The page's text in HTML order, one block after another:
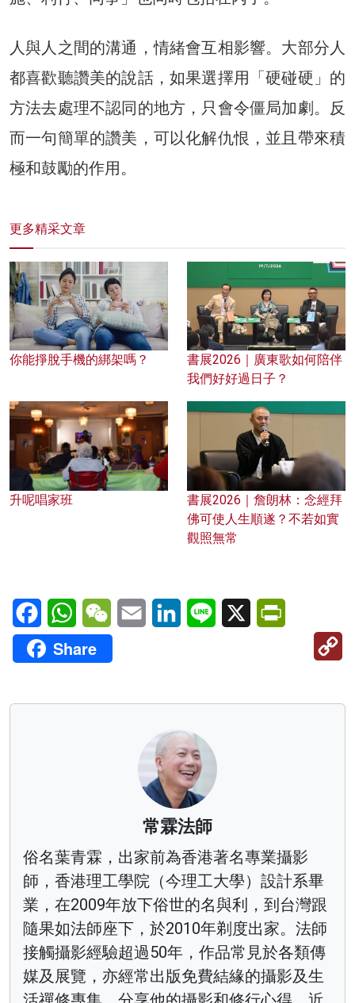
人與人之間的溝通，情緒會互相影響。大部分人
都喜歡聽讚美的說話，如果選擇用「硬碰硬」的
方法去處理不認同的地方，只會令僵局加劇。反
而一句簡單的讚美，可以化解仇恨，並且帶來積
極和鼓勵的作用。
更多精采文章
你能掙脫手機的綁架嗎？
書展2026｜廣東歌如何陪伴
我們好好過日子？
升呢唱家班
書展2026｜詹朗林：念經拜
佛可使人生順遂？不若如實
觀照無常
FacebookWhatsAppWeChatEmail LinkedInLine X
Share
常霖法師
俗名葉青霖，出家前為香港著名專業攝影
師，香港理工學院（今理工大學）設計系畢
業，在2009年放下俗世的名與利，到台灣跟
隨果如法師座下，於2010年剃度出家。法師
接觸攝影經驗超過50年，作品常見於各類傳
媒及展覽，亦經常出版免費結緣的攝影及生